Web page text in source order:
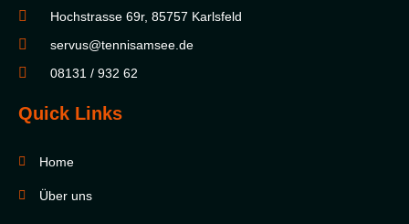
Hochstrasse 69r, 85757 Karlsfeld
servus@tennisamsee.de
08131 / 932 62
Quick Links
Home
Über uns